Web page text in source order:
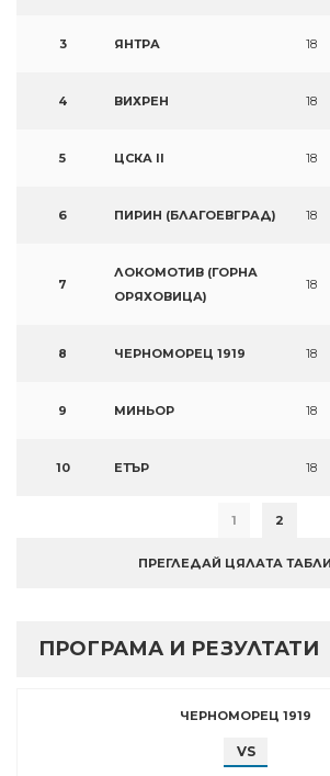
3 ЯНТРА 18
4 ВИХРЕН 18
5 ЦСКА II 18
6 ПИРИН (БЛАГОЕВГРАД) 18
7
ЛОКОМОТИВ (ГОРНА
ОРЯХОВИЦА)
18
8 ЧЕРНОМОРЕЦ 1919 18
9 МИНЬОР 18
10 ЕТЪР 18
1 2
ПРЕГЛЕДАЙ ЦЯЛАТА
ПРОГРАМА И РЕЗУЛТАТИ
ЧЕРНОМОРЕЦ 1919
VS